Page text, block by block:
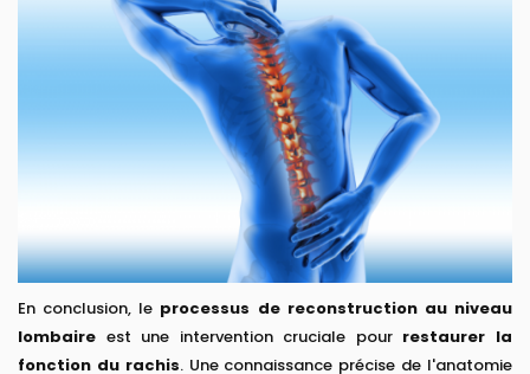
En conclusion, le processus de reconstruction au niveau
lombaire est une intervention cruciale pour restaurer la
fonction du rachis. Une connaissance précise de l'anatomie